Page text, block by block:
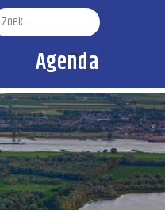
Zoek
Agenda